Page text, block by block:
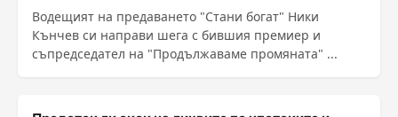
Водещият на предаването "Стани богат" Ники
Кънчев си направи шега с бившия премиер и
съпредседател на "Продължаваме промяната" ...